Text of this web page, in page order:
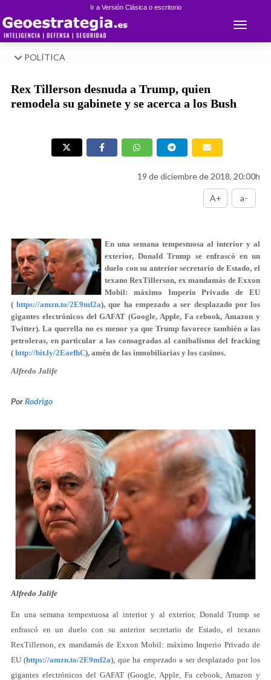
Ir a Versión Clásica o escritorio
Toggle
POLÍTICA
Rex Tillerson desnuda a Trump, quien
remodela su gabinete y se acerca a los Bush
19 de diciembre de 2018, 20:00h
A+ a-
En una semana tempestuosa al interior y al
exterior, Donald Trump se enfrascó en un
duelo con su anterior secretario de Estado, el
texano RexTillerson, ex mandamás de Exxon
Mobil: máximo Imperio Privado de EU
( https://amzn.to/2E9mf2a), que ha empezado a ser desplazado por los
gigantes electrónicos del GAFAT (Google, Apple, Fa cebook, Amazon y
Twitter). La querella no es menor ya que Trump favorece también a las
petroleras, en particular a las consagradas al canibalismo del fracking
( http://bit.ly/2EaefhC), amén de las inmobiliarias y los casinos.
Alfredo Jalife
PorRodrigo
Alfredo Jalife
En una semana tempestuosa al interior y al exterior, Donald Trump se
enfrascó en un duelo con su anterior secretario de Estado, el texano
RexTillerson, ex mandamás de Exxon Mobil: máximo Imperio Privado de
EU (https://amzn.to/2E9mf2a), que ha empezado a ser desplazado por los
gigantes electrónicos del GAFAT (Google, Apple, Fa cebook, Amazon y